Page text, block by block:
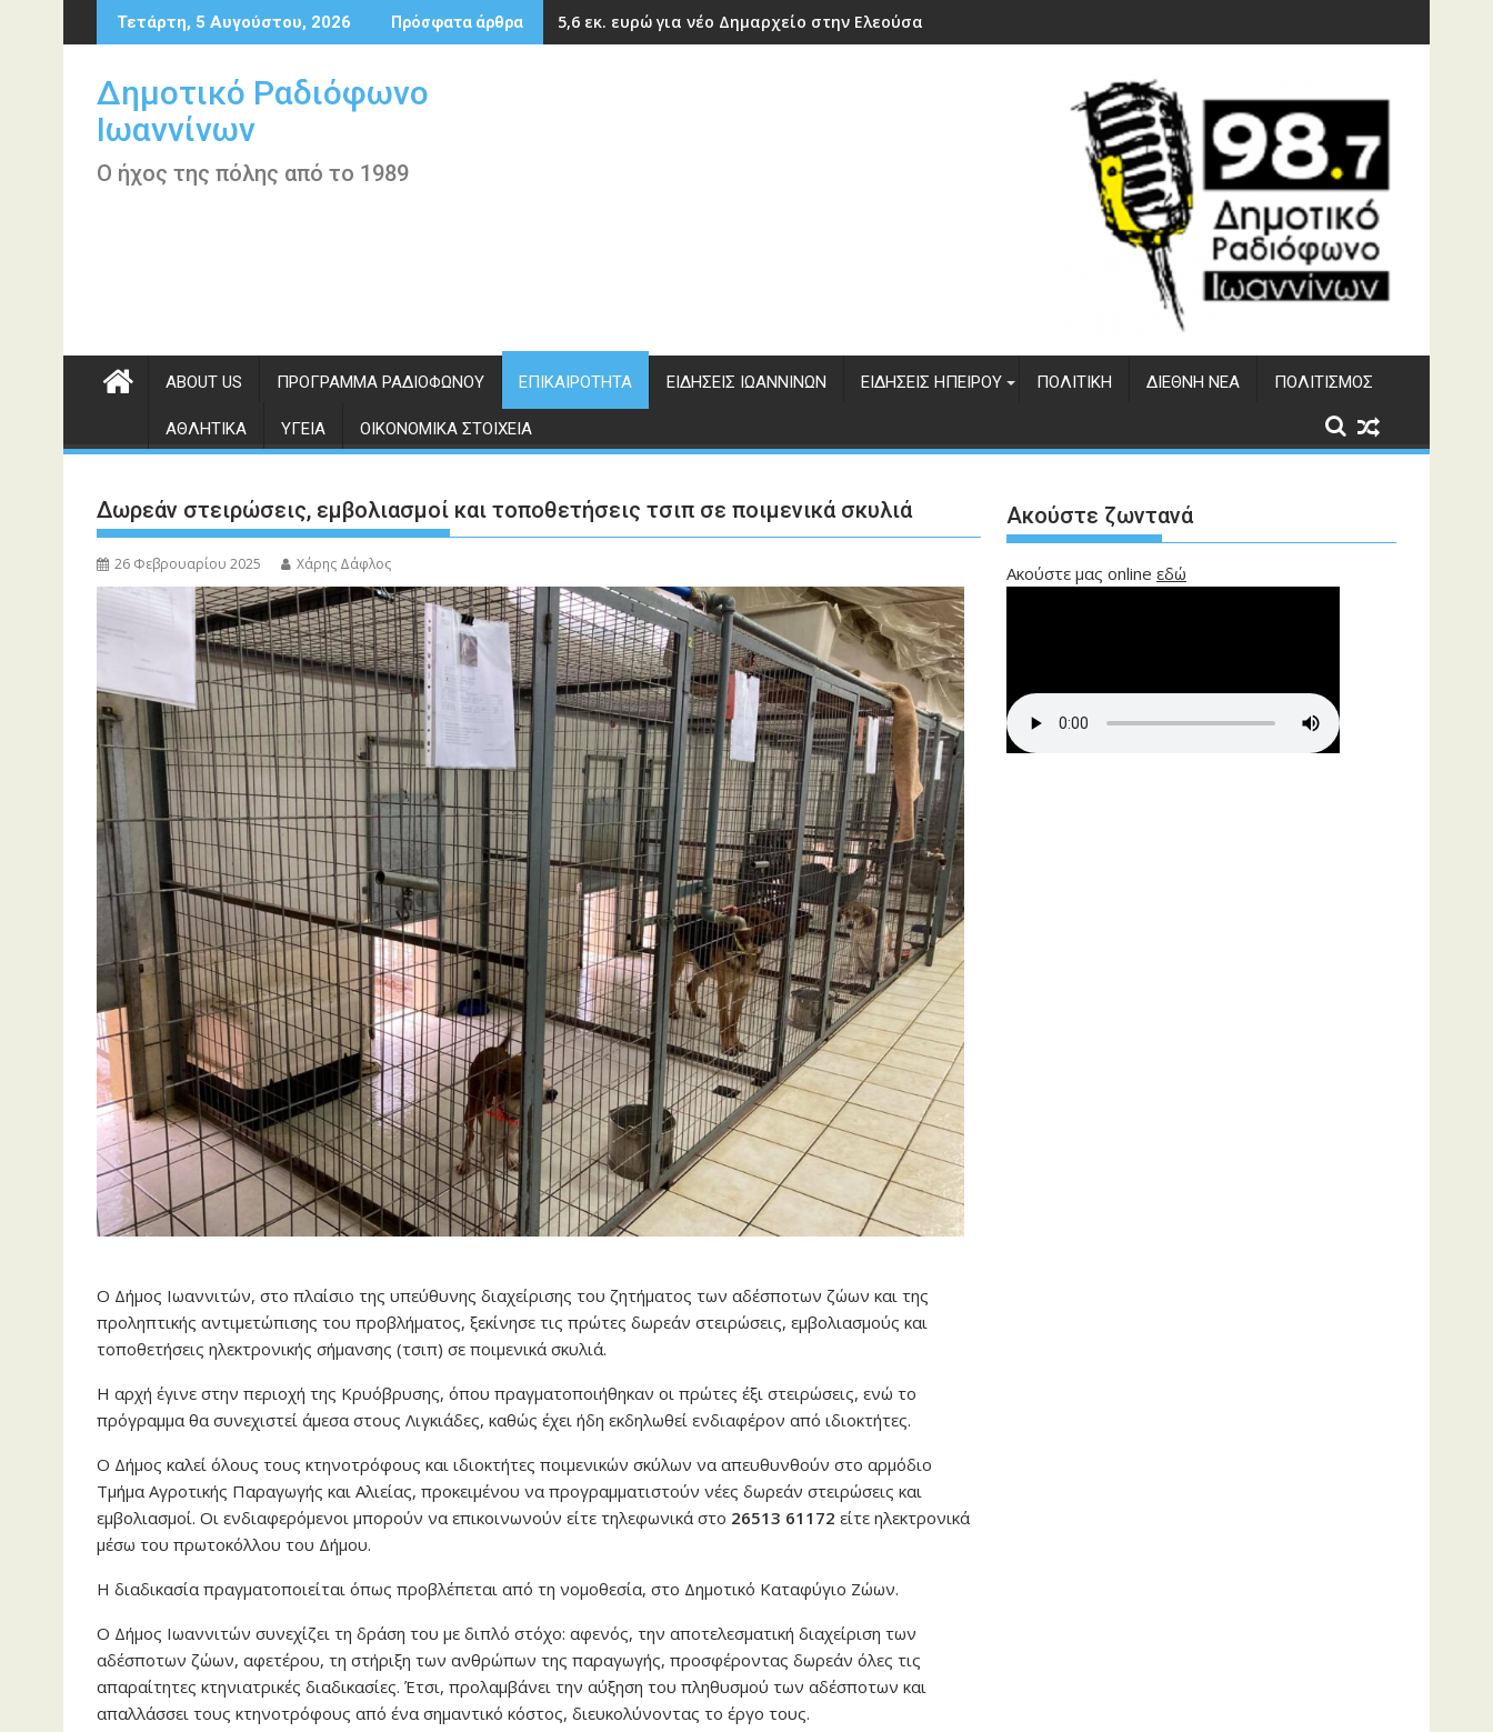
Περάστε
στο
Τετάρτη, 5 Αυγούστου, 2026 Πρόσφατα άρθρα 5,6 εκ. ευρώ για νέο Δημαρχείο στην Ελεούσα
Δημοτικό Ραδιόφωνο
Ιωαννίνων
Ο ήχος της πόλης από το 1989
ABOUT US ΠΡΌΓΡΑΜΜΑ ΡΑΔΙΟΦΏΝΟΥ ΕΠΙΚΑΙΡΌΤΗΤΑ ΕΙΔΉΣΕΙΣ ΙΩΑΝΝΊΝΩΝ ΕΙΔΉΣΕΙΣ ΗΠΕΊΡΟΥ ΠΟΛΙΤΙΚΉ ΔΙΕΘΝΉ ΝΈΑ ΠΟΛΙΤΙΣΜΌΣ
ΑΘΛΗΤΙΚΆ ΥΓΕΊΑ ΟΙΚΟΝΟΜΙΚΆ ΣΤΟΙΧΕΊΑ
Δωρεάν στειρώσεις, εμβολιασμοί και τοποθετήσεις τσιπ σε ποιμενικά σκυλιά
26 Φεβρουαρίου 2025 Χάρης Δάφλος
Ο Δήμος Ιωαννιτών, στο πλαίσιο της υπεύθυνης διαχείρισης του ζητήματος των αδέσποτων ζώων και της
προληπτικής αντιμετώπισης του προβλήματος, ξεκίνησε τις πρώτες δωρεάν στειρώσεις, εμβολιασμούς και
τοποθετήσεις ηλεκτρονικής σήμανσης (τσιπ) σε ποιμενικά σκυλιά.
Η αρχή έγινε στην περιοχή της Κρυόβρυσης, όπου πραγματοποιήθηκαν οι πρώτες έξι στειρώσεις, ενώ το
πρόγραμμα θα συνεχιστεί άμεσα στους Λιγκιάδες, καθώς έχει ήδη εκδηλωθεί ενδιαφέρον από ιδιοκτήτες.
Ο Δήμος καλεί όλους τους κτηνοτρόφους και ιδιοκτήτες ποιμενικών σκύλων να απευθυνθούν στο αρμόδιο
Τμήμα Αγροτικής Παραγωγής και Αλιείας, προκειμένου να προγραμματιστούν νέες δωρεάν στειρώσεις και
εμβολιασμοί. Οι ενδιαφερόμενοι μπορούν να επικοινωνούν είτε τηλεφωνικά στο 26513 61172 είτε ηλεκτρονικά
μέσω του πρωτοκόλλου του Δήμου.
Η διαδικασία πραγματοποιείται όπως προβλέπεται από τη νομοθεσία, στο Δημοτικό Καταφύγιο Ζώων.
Ο Δήμος Ιωαννιτών συνεχίζει τη δράση του με διπλό στόχο: αφενός, την αποτελεσματική διαχείριση των
αδέσποτων ζώων, αφετέρου, τη στήριξη των ανθρώπων της παραγωγής, προσφέροντας δωρεάν όλες τις
απαραίτητες κτηνιατρικές διαδικασίες. Έτσι, προλαμβάνει την αύξηση του πληθυσμού των αδέσποτων και
απαλλάσσει τους κτηνοτρόφους από ένα σημαντικό κόστος, διευκολύνοντας το έργο τους.
Ακούστε ζωντανά
Ακούστε μας online εδώ